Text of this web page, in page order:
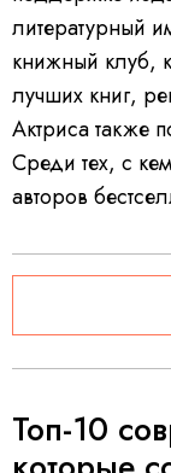
литературный
книжный клуб,
лучших книг,
Актриса также
Среди тех, с
авторов
Топ-10